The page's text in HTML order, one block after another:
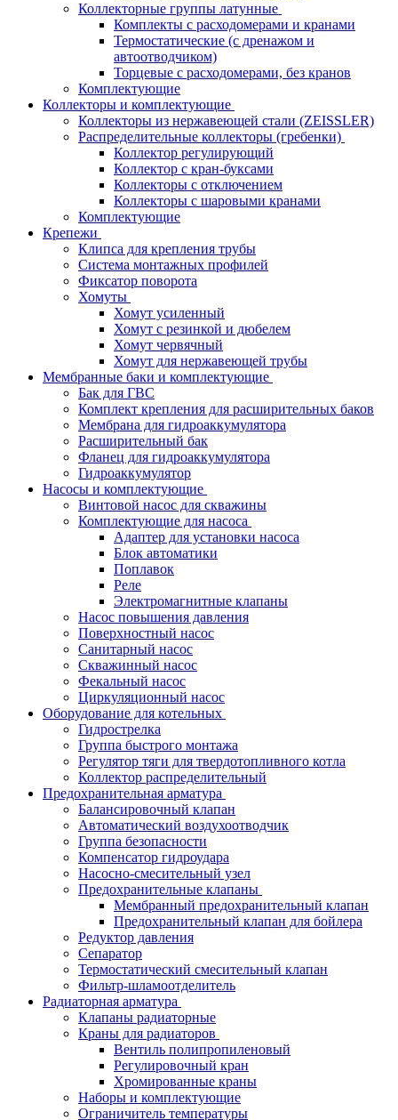
Коллекторные группы латунные
Комплекты с расходомерами и кранами
Термостатические (с дренажом и
автоотводчиком)
Торцевые с расходомерами, без кранов
Комплектующие
Коллекторы и комплектующие
Коллекторы из нержавеющей стали (ZEISSLER)
Распределительные коллекторы (гребенки)
Коллектор регулирующий
Коллектор с кран-буксами
Коллекторы с отключением
Коллекторы с шаровыми кранами
Комплектующие
Крепежи
Клипса для крепления трубы
Система монтажных профилей
Фиксатор поворота
Хомуты
Хомут усиленный
Хомут с резинкой и дюбелем
Хомут червячный
Хомут для нержавеющей трубы
Мембранные баки и комплектующие
Бак для ГВС
Комплект крепления для расширительных баков
Мембрана для гидроаккумулятора
Расширительный бак
Фланец для гидроаккумулятора
Гидроаккумулятор
Насосы и комплектующие
Винтовой насос для скважины
Комплектующие для насоса
Адаптер для установки насоса
Блок автоматики
Поплавок
Реле
Электромагнитные клапаны
Насос повышения давления
Поверхностный насос
Санитарный насос
Скважинный насос
Фекальный насос
Циркуляционный насос
Оборудование для котельных
Гидрострелка
Группа быстрого монтажа
Регулятор тяги для твердотопливного котла
Коллектор распределительный
Предохранительная арматура
Балансировочный клапан
Автоматический воздухоотводчик
Группа безопасности
Компенсатор гидроудара
Насосно-смесительный узел
Предохранительные клапаны
Мембранный предохранительный клапан
Предохранительный клапан для бойлера
Редуктор давления
Сепаратор
Термостатический смесительный клапан
Фильтр-шламоотделитель
Радиаторная арматура
Клапаны радиаторные
Краны для радиаторов
Вентиль полипропиленовый
Регулировочный кран
Хромированные краны
Наборы и комплектующие
Ограничитель температуры